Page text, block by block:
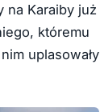
na Karaiby już
któremu
uplasowały